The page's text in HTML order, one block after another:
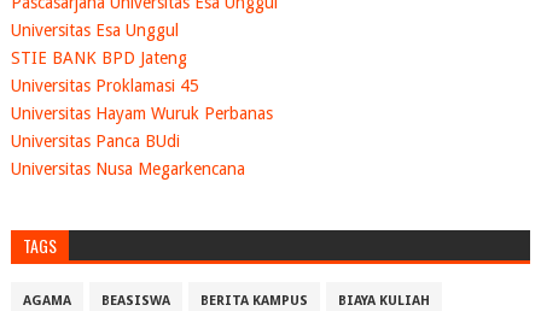
Universitas Esa Unggul
STIE BANK BPD Jateng
Universitas Proklamasi 45
Universitas Hayam Wuruk Perbanas
Universitas Panca BUdi
Universitas Nusa Megarkencana
TAGS
AGAMA BEASISWA BERITA KAMPUS BIAYA KULIAH